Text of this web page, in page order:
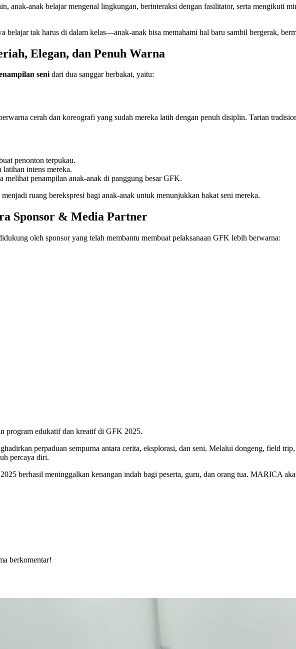
anak-anak belajar mengenal lingkungan, berinteraksi dengan fasilitator, serta mengikuti
tak harus di dalam kelas—anak-anak bisa memahami hal baru sambil bergerak,
Elegan, dan Penuh Warna
senidari dua sanggar berbakat, yaitu:
cerah dan koreografi yang sudah mereka latih dengan penuh disiplin. Tarian
penonton terpukau.
intens mereka.
melihat penampilan anak-anak di panggung besar GFK.
ruang berekspresi bagi anak-anak untuk menunjukkan bakat seni mereka.
Sponsor & Media Partner
oleh sponsor yang telah membantu membuat pelaksanaan GFK lebih berwarna:
program edukatif dan kreatif di GFK 2025.
perpaduan sempurna antara cerita, eksplorasi, dan seni. Melalui dongeng, field
percaya diri.
berhasil meninggalkan kenangan indah bagi peserta, guru, dan orang tua. MARICA
berkomentar!